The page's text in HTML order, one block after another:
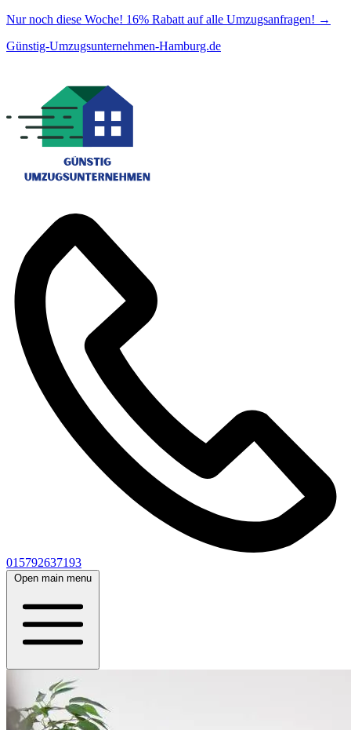
Nur noch diese Woche! 16% Rabatt auf alle Umzugsanfragen! →
Günstig-Umzugsunternehmen-Hamburg.de
015792637193
Open main menu